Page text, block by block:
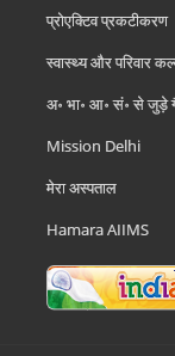
प्रोएक्टिव प्रकटीकरण
स्वास्थ्य और परिवार
अ॰ भा॰ आ॰ सं॰ से जुड़े
Mission Delhi
मेरा अस्पताल
Hamara AIIMS